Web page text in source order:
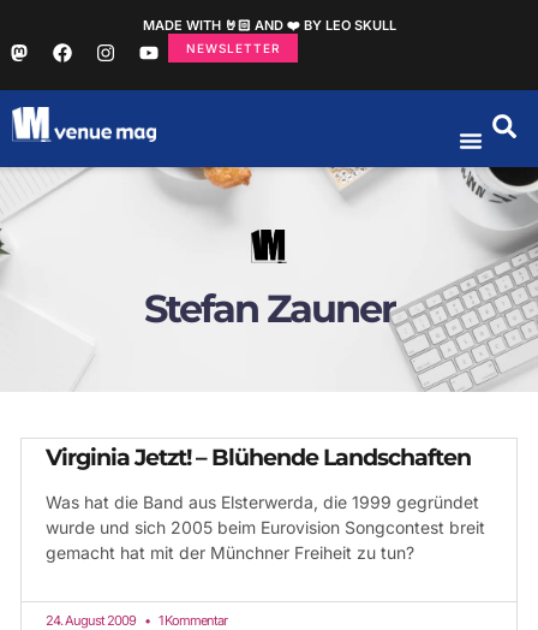
MADE WITH 🤘🏻 AND ❤️ BY LEO SKULL
NEWSLETTER
Stefan Zauner
Virginia Jetzt! – Blühende Landschaften
Was hat die Band aus Elsterwerda, die 1999 gegründet
wurde und sich 2005 beim Eurovision Songcontest breit
gemacht hat mit der Münchner Freiheit zu tun?
24. August 2009 1 Kommentar